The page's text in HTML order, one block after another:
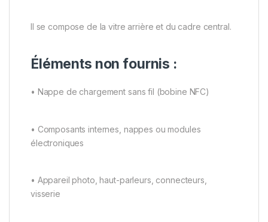
Il se compose de la vitre arrière et du cadre central.
Éléments non fournis :
• Nappe de chargement sans fil (bobine NFC)
• Composants internes, nappes ou modules
électroniques
• Appareil photo, haut-parleurs, connecteurs,
visserie